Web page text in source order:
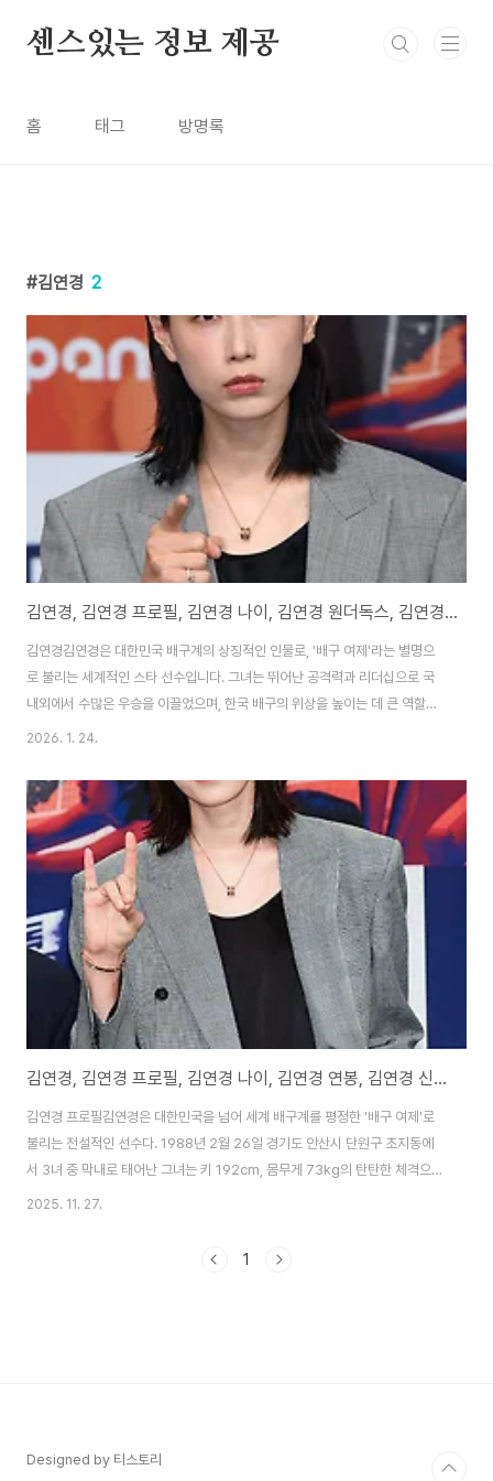
센스있는 정보 제공
홈 태그 방명록
김연경 2
김연경, 김연경 프로필, 김연경 나이, 김연경 원더독스, 김연경 김연아
김연경김연경은 대한민국 배구계의 상징적인 인물로, '배구 여제'라는 별명으
로 불리는 세계적인 스타 선수입니다. 그녀는 뛰어난 공격력과 리더십으로 국
내외에서 수많은 우승을 이끌었으며, 한국 배구의 위상을 높이는 데 큰 역할을
했습니다. 2005년 흥국생명 핑크스파이더스에서 프로 데뷔한 후, 일본 JT 마
등 해외 리그를 거치며 글로벌 스타로 성장했습니다. 특히 2012 런던 올림픽
과 2020 도쿄 올림픽에서 한국 대표팀의 주축으로 활약하며 MVP를 수상한
바 있습니다. 2022년 흥국생명으로 복귀한 후, 2024-2025 시즌에 통합 우
승을 달성하고 2025년 2월 은퇴를 선언했습니다. 은퇴 후에는 흥국생명 어드
바이저로 활동하며 후..
2026. 1. 24.
김연경, 김연경 프로필, 김연경 나이, 김연경 연봉, 김연경 신인감독
김연경 프로필김연경은 대한민국을 넘어 세계 배구계를 평정한 '배구 여제'로
불리는 전설적인 선수다. 1988년 2월 26일 경기도 안산시 단원구 초지동에
서 3녀 중 막내로 태어난 그녀는 키 192cm, 몸무게 73kg의 탄탄한 체격으로
아웃사이드 히터(레프트) 포지션에서 압도적인 활약을 펼쳤다. 어린 시절 큰언
2025. 11. 27.
1
Designed by 티스토리